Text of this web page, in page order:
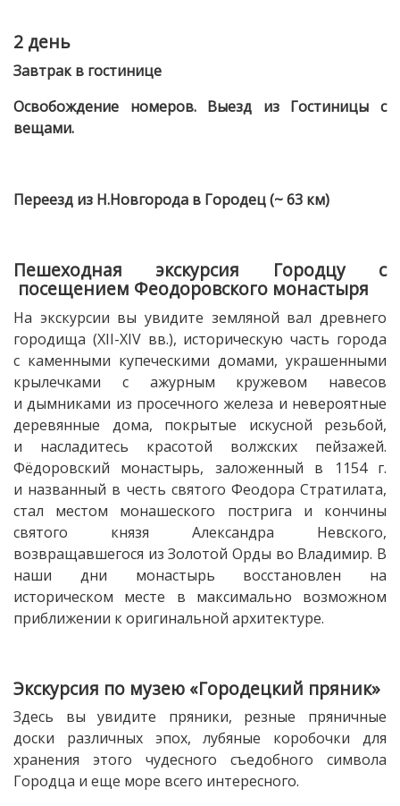
2 день
Завтрак в гостинице
Освобождение номеров. Выезд из Гостиницы с
вещами.
Переезд из Н.Новгорода в Городец (~ 63 км)
Пешеходная экскурсия Городцу с
посещением Феодоровского монастыря
На экскурсии вы увидите земляной вал древнего
городища (XII-XIV вв.), историческую часть города
с каменными купеческими домами, украшенными
крылечками с ажурным кружевом навесов
и дымниками из просечного железа и невероятные
деревянные дома, покрытые искусной резьбой,
и насладитесь красотой волжских пейзажей.
Фёдоровский монастырь, заложенный в 1154 г.
и названный в честь святого Феодора Стратилата,
стал местом монашеского пострига и кончины
святого князя Александра Невского,
возвращавшегося из Золотой Орды во Владимир. В
наши дни монастырь восстановлен на
историческом месте в максимально возможном
приближении к оригинальной архитектуре.
Экскурсия по музею «Городецкий пряник»
Здесь вы увидите пряники, резные пряничные
доски различных эпох, лубяные коробочки для
хранения этого чудесного съедобного символа
Городца и еще море всего интересного.